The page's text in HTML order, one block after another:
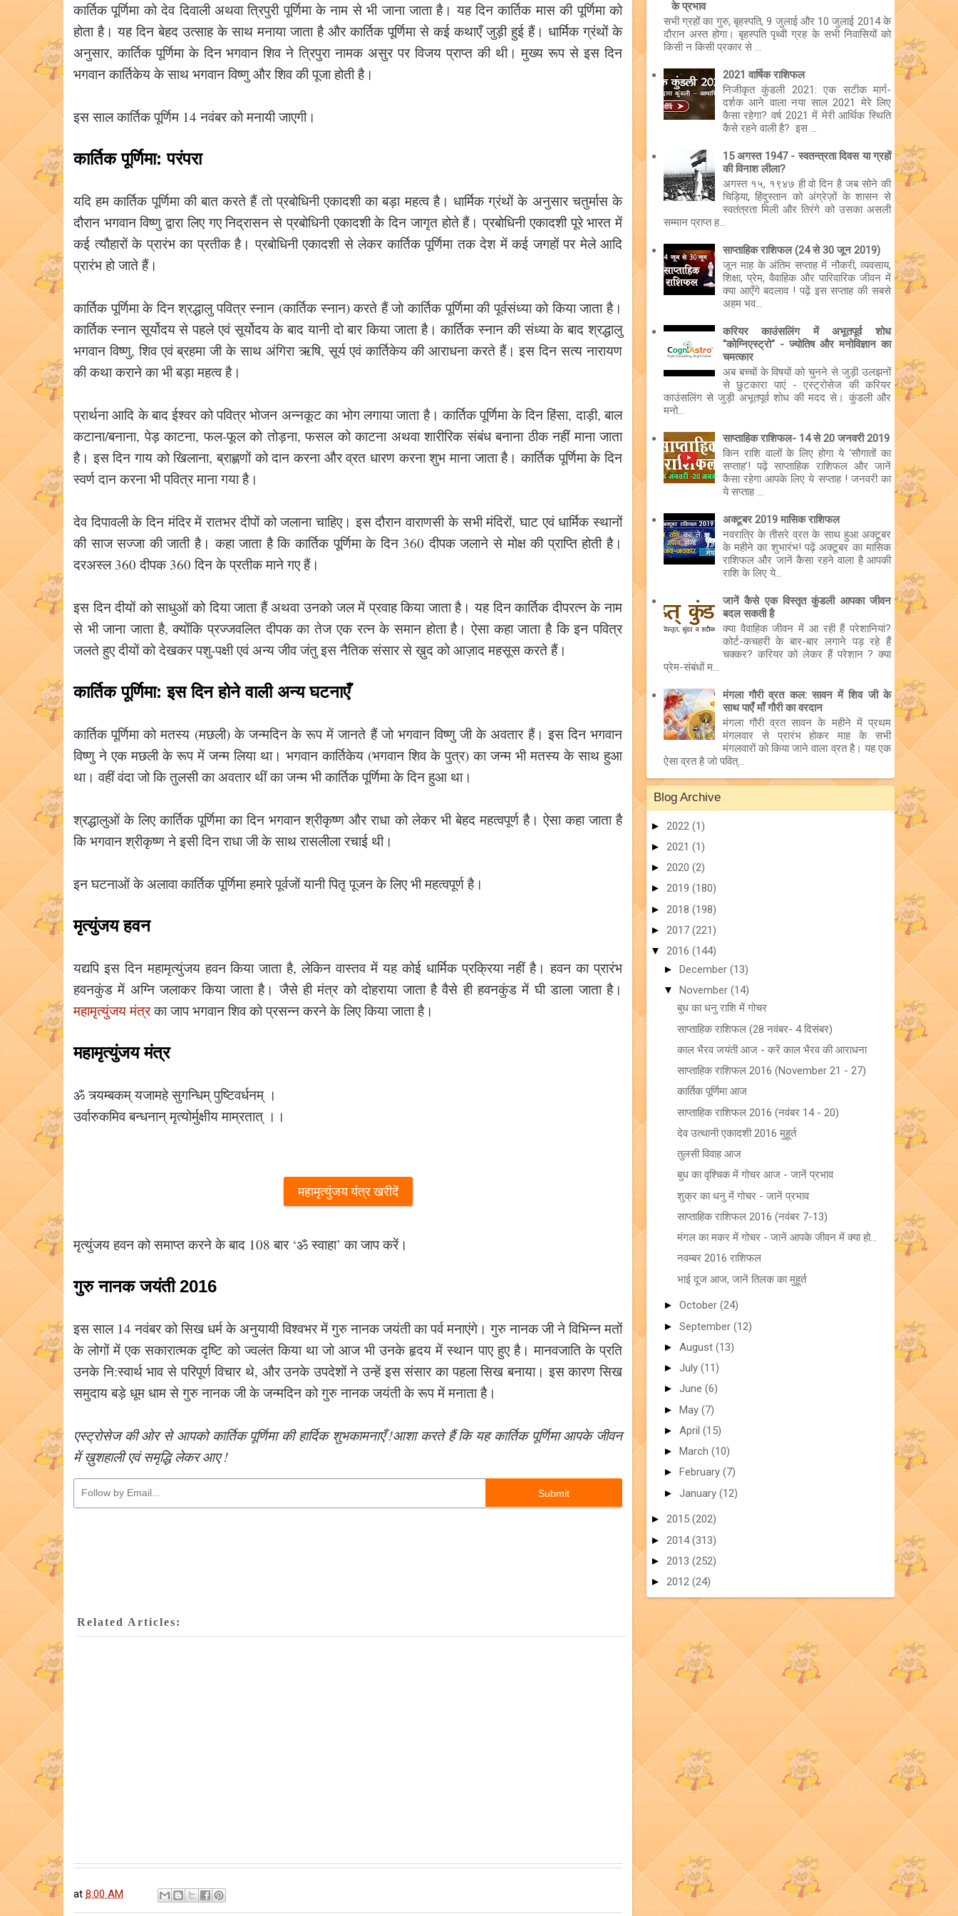
कार्तिक पूर्णिमा को देव दिवाली अथवा त्रिपुरी पूर्णिमा के नाम से भी जाना जाता है। यह दिन कार्तिक मास की पूर्णिमा को
होता है। यह दिन बेहद उत्साह के साथ मनाया जाता है और कार्तिक पूर्णिमा से कई कथाएँ जुड़ी हुई हैं। धार्मिक ग्रंथों के
अनुसार, कार्तिक पूर्णिमा के दिन भगवान शिव ने त्रिपुरा नामक असुर पर विजय प्राप्त की थी। मुख्य रूप से इस दिन
भगवान कार्तिकेय के साथ भगवान विष्णु और शिव की पूजा होती है।
इस साल कार्तिक पूर्णिम 14 नवंबर को मनायी जाएगी।
कार्तिक पूर्णिमा: परंपरा
यदि हम कार्तिक पूर्णिमा की बात करते हैं तो प्रबोधिनी एकादशी का बड़ा महत्व है। धार्मिक ग्रंथों के अनुसार चतुर्मास के
दौरान भगवान विष्णु द्वारा लिए गए निद्रासन से प्रबोधिनी एकादशी के दिन जागृत होते हैं। प्रबोधिनी एकादशी पूरे भारत में
कई त्यौहारों के प्रारंभ का प्रतीक है। प्रबोधिनी एकादशी से लेकर कार्तिक पूर्णिमा तक देश में कई जगहों पर मेले आदि
प्रारंभ हो जाते हैं।
कार्तिक पूर्णिमा के दिन श्रद्धालु पवित्र स्नान (कार्तिक स्नान) करते हैं जो कार्तिक पूर्णिमा की पूर्वसंध्या को किया जाता है।
कार्तिक स्नान सूर्योदय से पहले एवं सूर्योदय के बाद यानी दो बार किया जाता है। कार्तिक स्नान की संध्या के बाद श्रद्धालु
भगवान विष्णु, शिव एवं ब्रहमा जी के साथ अंगिरा ऋषि, सूर्य एवं कार्तिकेय की आराधना करते हैं। इस दिन सत्य नारायण
की कथा कराने का भी बड़ा महत्व है।
प्रार्थना आदि के बाद ईश्वर को पवित्र भोजन अन्नकूट का भोग लगाया जाता है। कार्तिक पूर्णिमा के दिन हिंसा, दाड़ी, बाल
कटाना/बनाना, पेड़ काटना, फल-फूल को तोड़ना, फसल को काटना अथवा शारीरिक संबंध बनाना ठीक नहीं माना जाता
है। इस दिन गाय को खिलाना, ब्राह्णणों को दान करना और व्रत धारण करना शुभ माना जाता है। कार्तिक पूर्णिमा के दिन
स्वर्ण दान करना भी पवित्र माना गया है।
देव दिपावली के दिन मंदिर में रातभर दीपों को जलाना चाहिए। इस दौरान वाराणसी के सभी मंदिरों, घाट एवं धार्मिक स्थानों
की साज सज्जा की जाती है। कहा जाता है कि कार्तिक पूर्णिमा के दिन 360 दीपक जलाने से मोक्ष की प्राप्ति होती है।
दरअस्ल 360 दीपक 360 दिन के प्रतीक माने गए हैं।
इस दिन दीयों को साधुओं को दिया जाता हैं अथवा उनको जल में प्रवाह किया जाता है। यह दिन कार्तिक दीपरत्न के नाम
से भी जाना जाता है, क्योंकि प्रज्जवलित दीपक का तेज एक रत्न के समान होता है। ऐसा कहा जाता है कि इन पवित्र
जलते हुए दीयों को देखकर पशु-पक्षी एवं अन्य जीव जंतु इस नैतिक संसार से ख़ुद को आज़ाद महसूस करते हैं।
कार्तिक पूर्णिमा: इस दिन होने वाली अन्य घटनाएँ
कार्तिक पूर्णिमा को मतस्य (मछली) के जन्मदिन के रूप में जानते हैं जो भगवान विष्णु जी के अवतार हैं। इस दिन भगवान
विष्णु ने एक मछली के रूप में जन्म लिया था। भगवान कार्तिकेय (भगवान शिव के पुत्र) का जन्म भी मतस्य के साथ हुआ
था। वहीं वंदा जो कि तुलसी का अवतार थीं का जन्म भी कार्तिक पूर्णिमा के दिन हुआ था।
श्रद्धालुओं के लिए कार्तिक पूर्णिमा का दिन भगवान श्रीकृष्ण और राधा को लेकर भी बेहद महत्वपूर्ण है। ऐसा कहा जाता है
कि भगवान श्रीकृष्ण ने इसी दिन राधा जी के साथ रासलीला रचाई थी।
इन घटनाओं के अलावा कार्तिक पूर्णिमा हमारे पूर्वजों यानी पितृ पूजन के लिए भी महत्वपूर्ण है।
मृत्युंजय हवन
यद्यपि इस दिन महामृत्युंजय हवन किया जाता है, लेकिन वास्तव में यह कोई धार्मिक प्रक्रिया नहीं है। हवन का प्रारंभ
हवनकुंड में अग्नि जलाकर किया जाता है। जैसे ही मंत्र को दोहराया जाता है वैसे ही हवनकुंड में घी डाला जाता है।
महामृत्युंजय मंत्रका जाप भगवान शिव को प्रसन्न करने के लिए किया जाता है।
महामृत्युंजय मंत्र
ॐ त्र्यम्बकम् यजामहे सुगन्धिम् पुष्टिवर्धनम् ।
उर्वारुकमिव बन्धनान् मृत्योर्मुक्षीय माम्रतात् ।।
महामृत्युंजय यंत्र खरीदें
मृत्युंजय हवन को समाप्त करने के बाद 108 बार ‘ॐ स्वाहा’ का जाप करें।
गुरु नानक जयंती 2016
इस साल 14 नवंबर को सिख धर्म के अनुयायी विश्वभर में गुरु नानक जयंती का पर्व मनाएंगे। गुरु नानक जी ने विभिन्न मतों
के लोगों में एक सकारात्मक दृष्टि को ज्वलंत किया था जो आज भी उनके हृदय में स्थान पाए हुए है। मानवजाति के प्रति
उनके नि:स्वार्थ भाव से परिपूर्ण विचार थे, और उनके उपदेशों ने उन्हें इस संसार का पहला सिख बनाया। इस कारण सिख
समुदाय बड़े धूम धाम से गुरु नानक जी के जन्मदिन को गुरु नानक जयंती के रूप में मनाता है।
एस्ट्रोसेज की ओर से आपको कार्तिक पूर्णिमा की हार्दिक शुभकामनाएँ !आशा करते हैं कि यह कार्तिक पूर्णिमा आपके जीवन
में ख़ुशहाली एवं समृद्धि लेकर आए !
Related Articles:
at 8:00 AM
के प्रभाव
सभी ग्रहों का गुरु, बृहस्पति, 9 जुलाई और 10 जुलाई 2014 के
दौरान अस्त होगा। बृहस्पति पृथ्वी ग्रह के सभी निवासियों को
किसी न किसी प्रकार से ...
2021 वार्षिक राशिफल
निजीकृत कुंडली 2021: एक सटीक मार्ग-
दर्शक आने वाला नया साल 2021 मेरे लिए
कैसा रहेगा? वर्ष 2021 में मेरी आर्थिक स्थिति
कैसे रहने वाली है? इस ...
15 अगस्त 1947 - स्वतन्त्रता दिवस या ग्रहों
की विनाश लीला?
अगस्त १५, १९४७ ही वो दिन है जब सोने की
चिड़िया, हिंदुस्तान को अंग्रेज़ों के शासन से
स्वतंत्रता मिली और तिरंगे को उसका असली
सम्मान प्राप्त ह...
साप्ताहिक राशिफल (24 से 30 जून 2019)
जून माह के अंतिम सप्ताह में नौकरी, व्यवसाय,
शिक्षा, प्रेम, वैवाहिक और पारिवारिक जीवन में
क्या आएँगे बदलाव ! पढ़ें इस सप्ताह की सबसे
अहम भव...
करियर काउंसलिंग में अभूतपूर्व शोध
"कोग्निएस्ट्रो" - ज्योतिष और मनोविज्ञान का
चमत्कार
अब बच्चों के विषयों को चुनने से जुड़ी उलझनों
से छुटकारा पाएं - एस्ट्रोसेज की करियर
काउंसलिंग से जुड़ी अभूतपूर्व शोध की मदद से। कुंडली और
मनो...
साप्ताहिक राशिफल- 14 से 20 जनवरी 2019
किन राशि वालों के लिए होगा ये ‘सौगातों का
सप्ताह’! पढ़ें साप्ताहिक राशिफल और जानें
कैसा रहेगा आपके लिए ये सप्ताह ! जनवरी का
ये सप्ताह ...
अक्टूबर 2019 मासिक राशिफल
नवरात्रि के तीसरे व्रत के साथ हुआ अक्टूबर
के महीने का शुभारंभ! पढ़ें अक्टूबर का मासिक
राशिफल और जानें कैसा रहने वाला है आपकी
राशि के लिए ये...
जानें कैसे एक विस्तृत कुंडली आपका जीवन
बदल सकती है
क्या वैवाहिक जीवन में आ रही हैं परेशानियां?
कोर्ट-कचहरी के बार-बार लगाने पड़ रहे हैं
चक्कर? करियर को लेकर हैं परेशान ? क्या
प्रेम-संबंधों म...
मंगला गौरी व्रत कल: सावन में शिव जी के
साथ पाएँ माँ गौरी का वरदान
मंगला गौरी व्रत सावन के महीने में प्रथम
मंगलवार से प्रारंभ होकर माह के सभी
मंगलवारों को किया जाने वाला व्रत है। यह एक
ऐसा व्रत है जो पवित्...
Blog Archive
► 2022 (1)
► 2021 (1)
► 2020 (2)
► 2019 (180)
► 2018 (198)
► 2017 (221)
▼ 2016 (144)
► December (13)
▼ November (14)
बुध का धनु राशि में गोचर
साप्ताहिक राशिफल (28 नवंबर- 4 दिसंबर)
काल भैरव जयंती आज - करें काल भैरव की आराधना
साप्ताहिक राशिफल 2016 (November 21 - 27)
कार्तिक पूर्णिमा आज
साप्ताहिक राशिफल 2016 (नवंबर 14 - 20)
देव उत्थानी एकादशी 2016 मुहूर्त
तुलसी विवाह आज
बुध का वृश्चिक में गोचर आज - जानें प्रभाव
शुक्र का धनु में गोचर - जानें प्रभाव
साप्ताहिक राशिफल 2016 (नवंबर 7-13)
मंगल का मकर में गोचर - जानें आपके जीवन में क्या हो...
नवम्बर 2016 राशिफल
भाई दूज आज, जानें तिलक का मुहूर्त
► October (24)
► September (12)
► August (13)
► July (11)
► June (6)
► May (7)
► April (15)
► March (10)
► February (7)
► January (12)
► 2015 (202)
► 2014(313)
► 2013 (252)
► 2012 (24)